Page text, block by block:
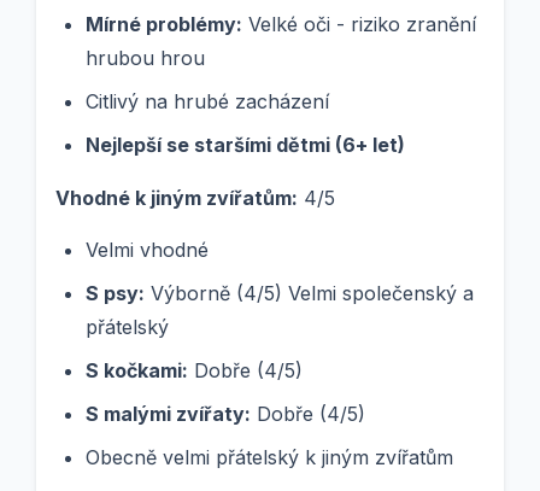
Mírné problémy: Velké oči - riziko zranění
hrubou hrou
Citlivý na hrubé zacházení
Nejlepší se staršími dětmi (6+ let)
Vhodné k jiným zvířatům: 4/5
Velmi vhodné
S psy: Výborně (4/5) Velmi společenský a
přátelský
S kočkami: Dobře (4/5)
S malými zvířaty: Dobře (4/5)
Obecně velmi přátelský k jiným zvířatům